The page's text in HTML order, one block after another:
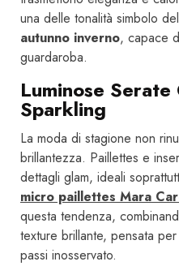
una delle tonalità simbolo
autunno inverno, capace
guardaroba.
Luminose
Sparkling
La moda di stagione non
brillantezza. Paillettes e
dettagli glam, ideali
micro paillettes Mara
questa tendenza,
texture brillante, pensata
passi inosservato.